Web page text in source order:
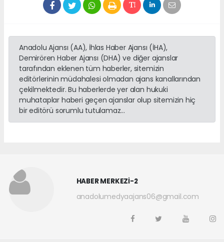
Anadolu Ajansı (AA), İhlas Haber Ajansı (İHA),
Demirören Haber Ajansı (DHA) ve diğer ajanslar
tarafından eklenen tüm haberler, sitemizin
editörlerinin müdahalesi olmadan ajans kanallarından
çekilmektedir. Bu haberlerde yer alan hukuki
muhataplar haberi geçen ajanslar olup sitemizin hiç
bir editörü sorumlu tutulamaz...
HABER MERKEZİ-2
anadolumedyaajans06@gmail.com